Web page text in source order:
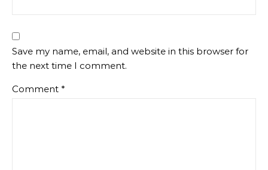
Save my name, email, and website in this browser for
the next time I comment.
Comment *